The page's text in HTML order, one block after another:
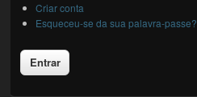
Criar conta
Esqueceu-se da sua palavra-passe?